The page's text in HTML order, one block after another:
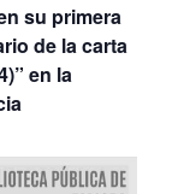
su primera
de la carta
en la